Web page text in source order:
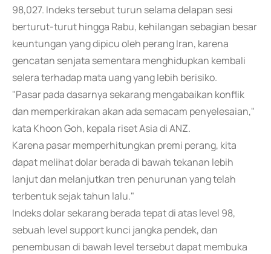
98,027. Indeks tersebut turun selama delapan sesi
berturut-turut hingga Rabu, kehilangan sebagian besar
keuntungan yang dipicu oleh perang Iran, karena
gencatan senjata sementara menghidupkan kembali
selera terhadap mata uang yang lebih berisiko.
"Pasar pada dasarnya sekarang mengabaikan konflik
dan memperkirakan akan ada semacam penyelesaian,"
kata Khoon Goh, kepala riset Asia di ANZ.
Karena pasar memperhitungkan premi perang, kita
dapat melihat dolar berada di bawah tekanan lebih
lanjut dan melanjutkan tren penurunan yang telah
terbentuk sejak tahun lalu."
Indeks dolar sekarang berada tepat di atas level 98,
sebuah level support kunci jangka pendek, dan
penembusan di bawah level tersebut dapat membuka